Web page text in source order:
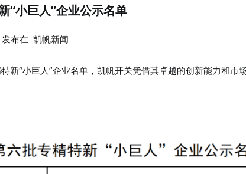
“小巨人”企业公示名单
发布在 凯帆新闻
新“小巨人”企业名单，凯帆开关凭借其卓越的创新能力和市